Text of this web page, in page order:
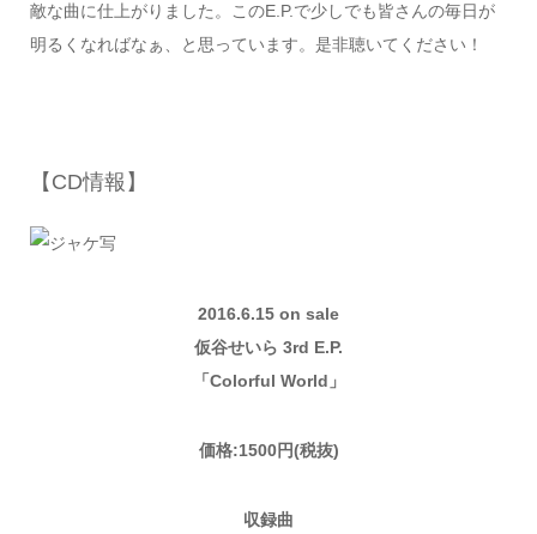
敵な曲に仕上がりました。このE.P.で少しでも皆さんの毎日が
明るくなればなぁ、と思っています。是非聴いてください！
【CD情報】
2016.6.15 on sale
仮谷せいら 3rd E.P.
「Colorful World」
価格:1500円(税抜)
収録曲